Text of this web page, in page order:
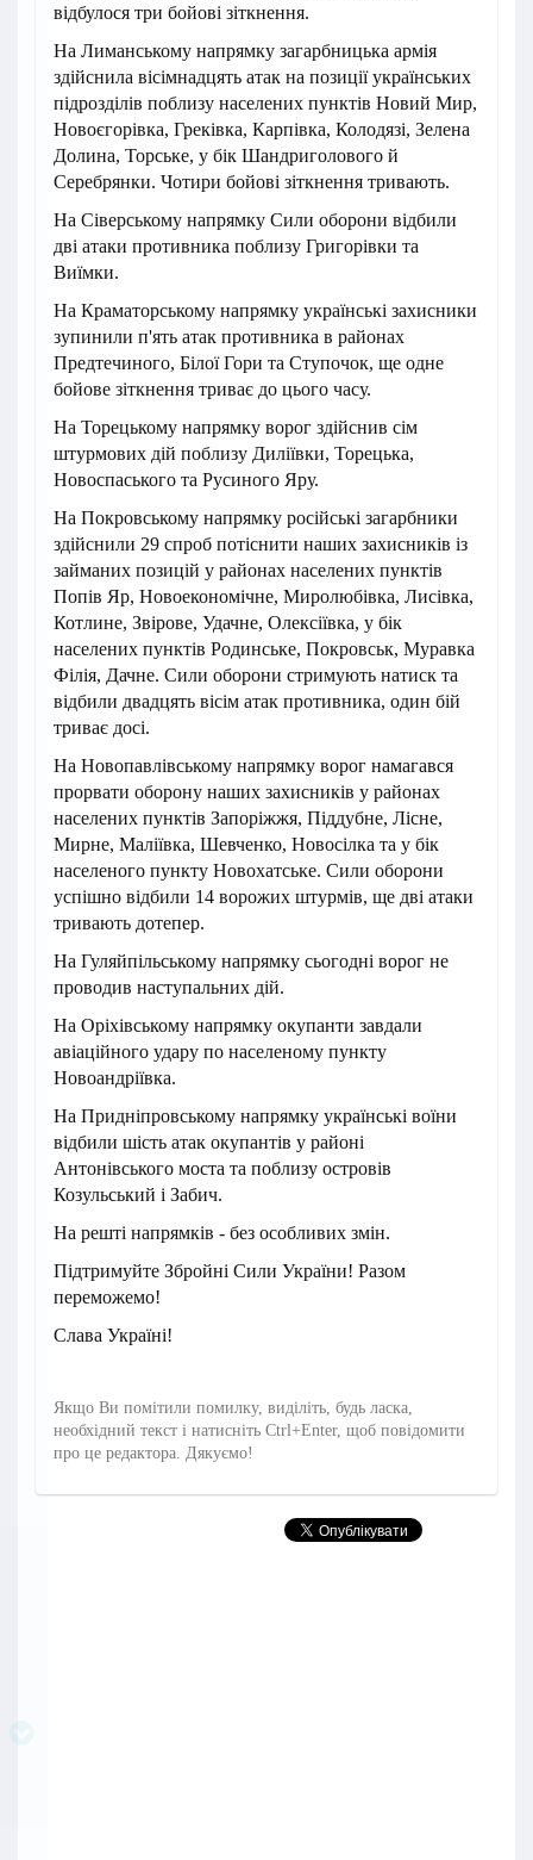
відбулося три бойові зіткнення.
На Лиманському напрямку загарбницька армія
здійснила вісімнадцять атак на позиції українських
підрозділів поблизу населених пунктів Новий Мир,
Новоєгорівка, Греківка, Карпівка, Колодязі, Зелена
Долина, Торське, у бік Шандриголового й
Серебрянки. Чотири бойові зіткнення тривають.
На Сіверському напрямку Сили оборони відбили
дві атаки противника поблизу Григорівки та
Виїмки.
На Краматорському напрямку українські захисники
зупинили п'ять атак противника в районах
Предтечиного, Білої Гори та Ступочок, ще одне
бойове зіткнення триває до цього часу.
На Торецькому напрямку ворог здійснив сім
штурмових дій поблизу Диліївки, Торецька,
Новоспаського та Русиного Яру.
На Покровському напрямку російські загарбники
здійснили 29 спроб потіснити наших захисників із
займаних позицій у районах населених пунктів
Попів Яр, Новоекономічне, Миролюбівка, Лисівка,
Котлине, Звірове, Удачне, Олексіївка, у бік
населених пунктів Родинське, Покровськ, Муравка
Філія, Дачне. Сили оборони стримують натиск та
відбили двадцять вісім атак противника, один бій
триває досі.
На Новопавлівському напрямку ворог намагався
прорвати оборону наших захисників у районах
населених пунктів Запоріжжя, Піддубне, Лісне,
Мирне, Маліївка, Шевченко, Новосілка та у бік
населеного пункту Новохатське. Сили оборони
успішно відбили 14 ворожих штурмів, ще дві атаки
тривають дотепер.
На Гуляйпільському напрямку сьогодні ворог не
проводив наступальних дій.
На Оріхівському напрямку окупанти завдали
авіаційного удару по населеному пункту
Новоандріївка.
На Придніпровському напрямку українські воїни
відбили шість атак окупантів у районі
Антонівського моста та поблизу островів
Козульський і Забич.
На решті напрямків - без особливих змін.
Підтримуйте Збройні Сили України! Разом
переможемо!
Слава Україні!
Якщо Ви помітили помилку, виділіть, будь ласка,
необхідний текст і натисніть Ctrl+Enter, щоб повідомити
про це редактора. Дякуємо!